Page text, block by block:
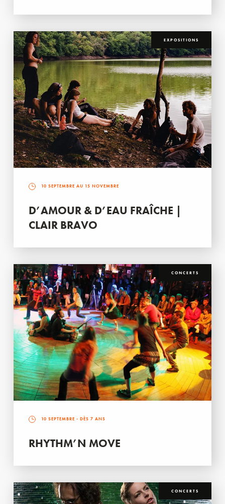
EXPOSITIONS
10 SEPTEMBRE AU 15 NOVEMBRE
D’AMOUR & D’EAU FRAÎCHE |
CLAIR BRAVO
CONCERTS
10 SEPTEMBRE - DÈS 7 ANS
RHYTHM’N MOVE
CONCERTS